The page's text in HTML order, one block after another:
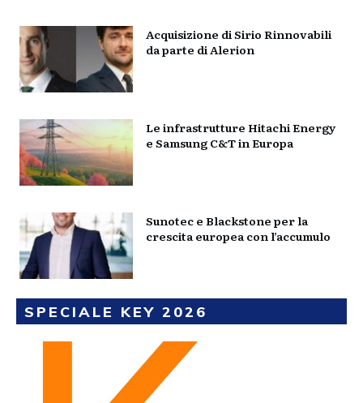
Acquisizione di Sirio Rinnovabili
da parte di Alerion
Le infrastrutture Hitachi Energy
e Samsung C&T in Europa
Sunotec e Blackstone per la
crescita europea con l’accumulo
SPECIALE KEY 2026